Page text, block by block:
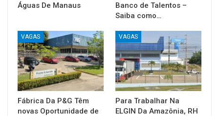
Águas De Manaus
Banco de Talentos –
Saiba como…
VAGAS
Fábrica Da P&G Têm
novas Oportunidade de
VAGAS
Para Trabalhar Na
ELGIN Da Amazônia, RH